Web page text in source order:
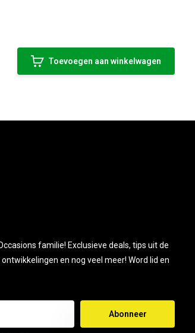
Toevoegen aan winkelwagen
familie! Exclusieve deals, tips uit de
en nog veel meer! Word lid en
Abonneer